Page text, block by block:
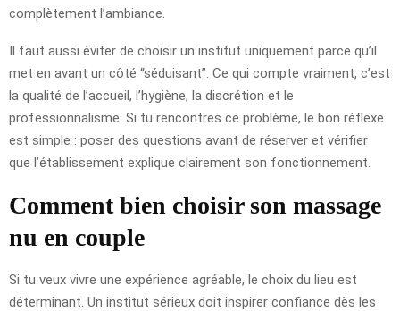
complètement l’ambiance.
Il faut aussi éviter de choisir un institut uniquement parce qu’il
met en avant un côté “séduisant”. Ce qui compte vraiment, c’est
la qualité de l’accueil, l’hygiène, la discrétion et le
professionnalisme. Si tu rencontres ce problème, le bon réflexe
est simple : poser des questions avant de réserver et vérifier
que l’établissement explique clairement son fonctionnement.
Comment bien choisir son massage
nu en couple
Si tu veux vivre une expérience agréable, le choix du lieu est
déterminant. Un institut sérieux doit inspirer confiance dès les